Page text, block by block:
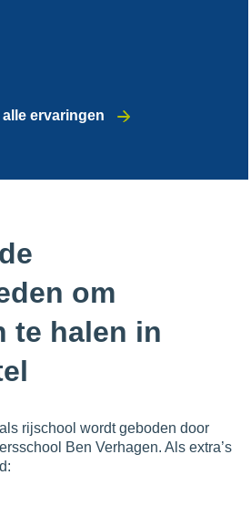
alle ervaringen
om
te halen in
rijschool wordt geboden door
Ben Verhagen. Als extra’s